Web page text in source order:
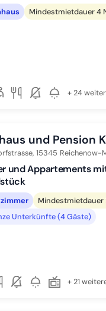
Mindestmietdauer 4
+ 24
und Pension
15345 Reichenow-
und Appartements
Mindestmietdauer
Unterkünfte (4 Gäste)
+ 21